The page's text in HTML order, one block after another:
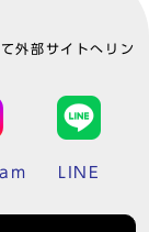
外部サイトへリン
LINE